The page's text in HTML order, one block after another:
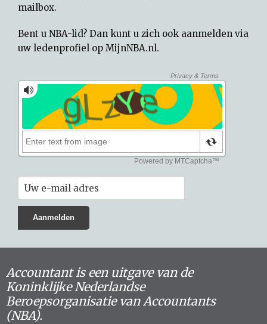
mailbox.
Bent u NBA-lid? Dan kunt u zich ook aanmelden via
uw ledenprofiel op MijnNBA.nl.
Accountant is een uitgave van de
Koninklijke Nederlandse
Beroepsorganisatie van Accountants
(NBA).